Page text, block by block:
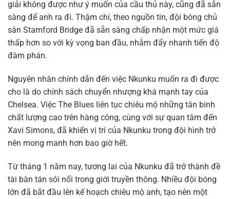
giải không được như ý muốn của cầu thủ này, cũng đã sẵn
sàng để anh ra đi. Thậm chí, theo nguồn tin, đội bóng chủ
sân Stamford Bridge đã sẵn sàng chấp nhận một mức giá
thấp hơn so với kỳ vọng ban đầu, nhằm đẩy nhanh tiến độ
đàm phán.
Nguyên nhân chính dẫn đến việc Nkunku muốn ra đi được
cho là do chính sách chuyển nhượng khá mạnh tay của
Chelsea. Việc The Blues liên tục chiêu mộ những tân binh
chất lượng cao trên hàng công, cùng với sự quan tâm đến
Xavi Simons, đã khiến vị trí của Nkunku trong đội hình trở
nên mong manh hơn bao giờ hết.
Từ tháng 1 năm nay, tương lai của Nkunku đã trở thành đề
tài bàn tán sôi nổi trong giới truyền thông. Nhiều đội bóng
lớn đã bắt đầu lên kế hoạch chiêu mộ anh, tạo nên một